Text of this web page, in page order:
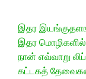
இதர
இதர மொழிகளில்
நான் எவ்வாறு
கட்டகத்